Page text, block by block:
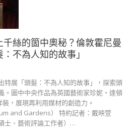
千絲的箇中奧秘？倫敦霍尼曼
不為人知的故事」
特展「頭髮：不為人知的故事」，探索頭
。圖中中央作品為英國藝術家珍妮‧達頓
裝，展現再利用媒材的創造力。
and Gardens） 特約記者：戴映萱
士、藝術評論工作者）…